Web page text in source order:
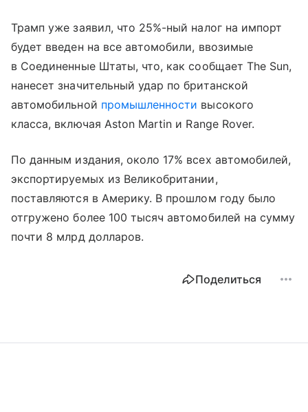
Трамп уже заявил, что 25%-ный налог на импорт
будет введен на все автомобили, ввозимые
в Соединенные Штаты, что, как сообщает The Sun,
нанесет значительный удар по британской
автомобильной промышленности высокого
класса, включая Aston Martin и Range Rover.
По данным издания, около 17% всех автомобилей,
экспортируемых из Великобритании,
поставляются в Америку. В прошлом году было
отгружено более 100 тысяч автомобилей на сумму
почти 8 млрд долларов.
Поделиться